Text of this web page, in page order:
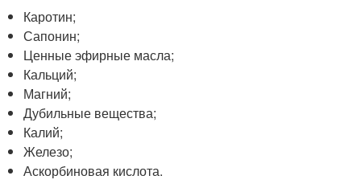
Каротин;
Сапонин;
Ценные эфирные масла;
Кальций;
Магний;
Дубильные вещества;
Калий;
Железо;
Аскорбиновая кислота.